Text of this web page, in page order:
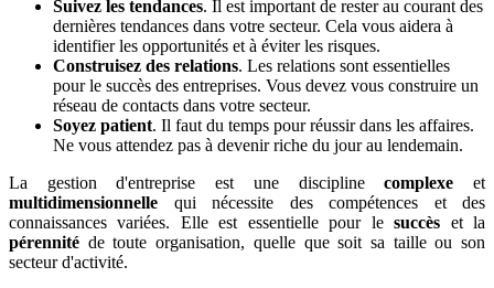
Suivez les tendances. Il est important de rester au courant des
dernières tendances dans votre secteur. Cela vous aidera à
identifier les opportunités et à éviter les risques.
Construisez des relations. Les relations sont essentielles
pour le succès des entreprises. Vous devez vous construire un
réseau de contacts dans votre secteur.
Soyez patient. Il faut du temps pour réussir dans les affaires.
Ne vous attendez pas à devenir riche du jour au lendemain.
La gestion d'entreprise est une disciplinecomplexeet
multidimensionnelle qui nécessite des compétences et des
connaissances variées. Elle est essentielle pour lesuccès et la
pérennité de toute organisation, quelle que soit sa taille ou son
secteur d'activité.